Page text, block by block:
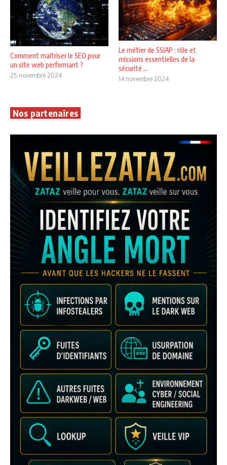
Comment maîtriser le SEO pour
un site web performant ?
25 novembre 2024
Le métier de SSIAP : rôle et
missions essentielles de la
sécurité ...
14 novembre 2024
Nos partenaires